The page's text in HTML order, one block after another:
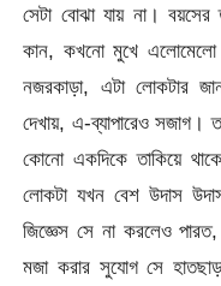
সেটা বোঝা যায় না।
কান, কখনো মুখে এলোমেলো
নজরকাড়া, এটা লোকটার
দেখায়, এ-ব্যাপারেও সজাগ।
কোনো একদিকে তাকিয়ে
লোকটা যখন বেশ উদাস
জিজ্ঞেস সে না করলেও
মজা করার সুযোগ সে